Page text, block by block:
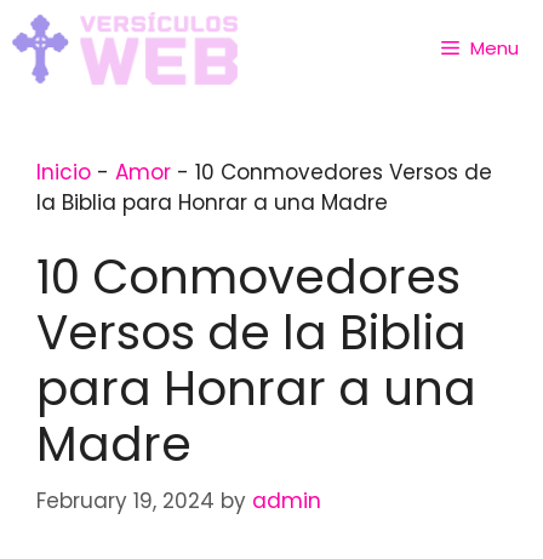
Skip
to
content
Menu
Inicio - Amor - 10 Conmovedores Versos de
la Biblia para Honrar a una Madre
10 Conmovedores
Versos de la Biblia
para Honrar a una
Madre
February 19, 2024 by admin